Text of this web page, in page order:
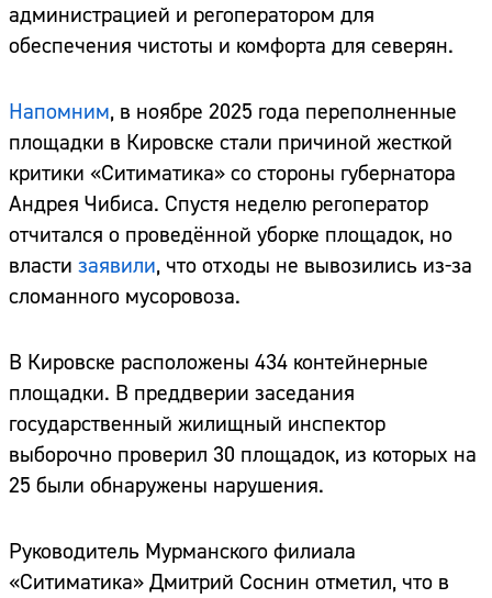
администрацией и регоператором для
обеспечения чистоты и комфорта для северян.
Напомним, в ноябре 2025 года переполненные
площадки в Кировске стали причиной жесткой
критики «Ситиматика» со стороны губернатора
Андрея Чибиса. Спустя неделю регоператор
отчитался о проведённой уборке площадок, но
власти заявили, что отходы не вывозились из-за
сломанного мусоровоза.
В Кировске расположены 434 контейнерные
площадки. В преддверии заседания
государственный жилищный инспектор
выборочно проверил 30 площадок, из которых на
25 были обнаружены нарушения.
Руководитель Мурманского филиала
«Ситиматика» Дмитрий Соснин отметил, что в